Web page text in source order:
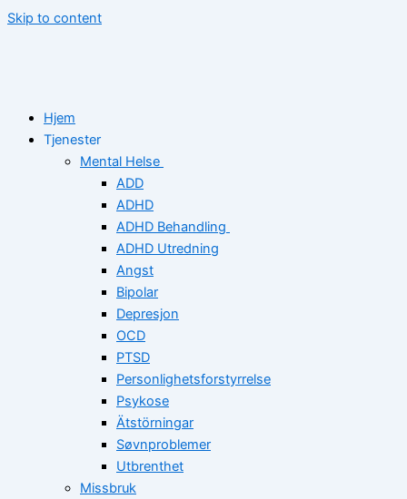
Skip to content
Hjem
Tjenester
Mental Helse
ADD
ADHD
ADHD Behandling
ADHD Utredning
Angst
Bipolar
Depresjon
OCD
PTSD
Personlighetsforstyrrelse
Psykose
Ätstörningar
Søvnproblemer
Utbrenthet
Missbruk